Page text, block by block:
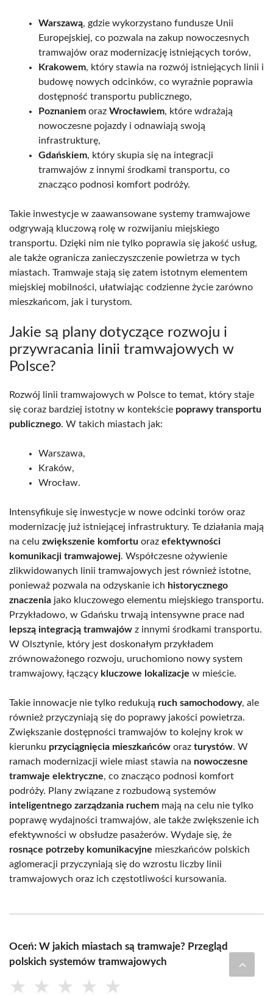
Warszawą, gdzie wykorzystano fundusze Unii
Europejskiej, co pozwala na zakup nowoczesnych
tramwajów oraz modernizację istniejących torów,
Krakowem, który stawia na rozwój istniejących linii i
budowę nowych odcinków, co wyraźnie poprawia
dostępność transportu publicznego,
Poznaniem oraz Wrocławiem, które wdrażają
nowoczesne pojazdy i odnawiają swoją
infrastrukturę,
Gdańskiem, który skupia się na integracji
tramwajów z innymi środkami transportu, co
znacząco podnosi komfort podróży.
Takie inwestycje w zaawansowane systemy tramwajowe
odgrywają kluczową rolę w rozwijaniu miejskiego
transportu. Dzięki nim nie tylko poprawia się jakość usług,
ale także ogranicza zanieczyszczenie powietrza w tych
miastach. Tramwaje stają się zatem istotnym elementem
miejskiej mobilności, ułatwiając codzienne życie zarówno
mieszkańcom, jak i turystom.
Jakie są plany dotyczące rozwoju i
przywracania linii tramwajowych w
Polsce?
Rozwój linii tramwajowych w Polsce to temat, który staje
się coraz bardziej istotny w kontekście poprawy transportu
publicznego. W takich miastach jak:
Warszawa,
Kraków,
Wrocław.
Intensyfikuje się inwestycje w nowe odcinki torów oraz
modernizację już istniejącej infrastruktury. Te działania mają
na celu zwiększenie komfortu oraz efektywności
komunikacji tramwajowej. Współczesne ożywienie
zlikwidowanych linii tramwajowych jest również istotne,
ponieważ pozwala na odzyskanie ich historycznego
znaczenia jako kluczowego elementu miejskiego transportu.
Przykładowo, w Gdańsku trwają intensywne prace nad
lepszą integracją tramwajów z innymi środkami transportu.
W Olsztynie, który jest doskonałym przykładem
zrównoważonego rozwoju, uruchomiono nowy system
tramwajowy, łączący kluczowe lokalizacje w mieście.
Takie innowacje nie tylko redukują ruch samochodowy, ale
również przyczyniają się do poprawy jakości powietrza.
Zwiększanie dostępności tramwajów to kolejny krok w
kierunku przyciągnięcia mieszkańców oraz turystów. W
ramach modernizacji wiele miast stawia na nowoczesne
tramwaje elektryczne, co znacząco podnosi komfort
podróży. Plany związane z rozbudową systemów
inteligentnego zarządzania ruchem mają na celu nie tylko
poprawę wydajności tramwajów, ale także zwiększenie ich
efektywności w obsłudze pasażerów. Wydaje się, że
rosnące potrzeby komunikacyjne mieszkańców polskich
aglomeracji przyczyniają się do wzrostu liczby linii
tramwajowych oraz ich częstotliwości kursowania.
Oceń: W jakich miastach są tramwaje? Przegląd
polskich systemów tramwajowych
★ ★ ★ ★ ★